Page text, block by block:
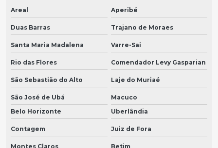
Areal Aperibé
Duas Barras Trajano de Moraes
Santa Maria Madalena Varre-Sai
Rio das Flores Comendador Levy Gasparian
São Sebastião do Alto Laje do Muriaé
São José de Ubá
Macuco
Belo Horizonte
Uberlândia
Contagem Juiz de Fora
Montes Claros Betim